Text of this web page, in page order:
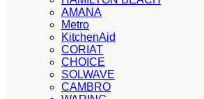
AMANA
Metro
KitchenAid
CORIAT
CHOICE
SOLWAVE
CAMBRO